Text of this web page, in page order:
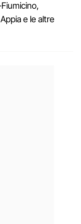
e le altre